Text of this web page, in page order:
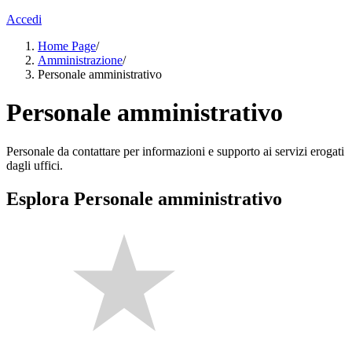
Accedi
Home Page/
Amministrazione/
Personale amministrativo
Personale amministrativo
Personale da contattare per informazioni e supporto ai servizi erogati
dagli uffici.
Esplora Personale amministrativo